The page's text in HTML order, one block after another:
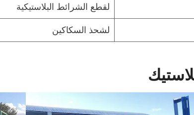
لقطع الشرائط البلاستيكية
لشحذ السكاكين